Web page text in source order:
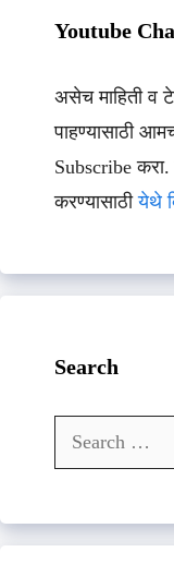
Youtube
असेच माहिती व
पाहण्यासाठी
Subscribe
करण्यासाठीयेथे
Search
Search
for: